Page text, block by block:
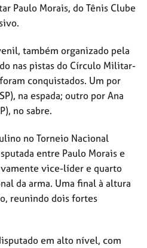
Paulo Morais, do Tênis Clube
também organizado pela
nas pistas do Círculo Militar-
conquistados. Um por
na espada; outro por Ana
no sabre.
no Torneio Nacional
entre Paulo Morais e
vice-líder e quarto
da arma. Uma final à altura
reunindo dois fortes
em alto nível, com